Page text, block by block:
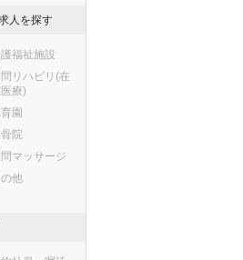
市泉区
市幸区
市高津区
市宮前区
人を探す
福祉施設
リハビリ(在
療)
園
院
マッサージ
他